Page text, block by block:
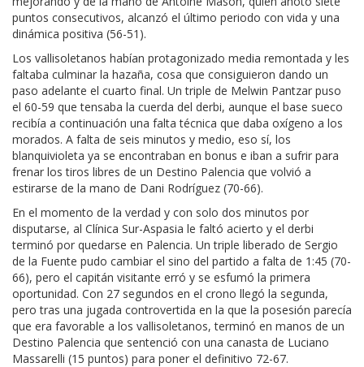
puntos consecutivos, alcanzó el último periodo con vida y una
dinámica positiva (56-51).
Los vallisoletanos habían protagonizado media remontada y les
faltaba culminar la hazaña, cosa que consiguieron dando un
paso adelante el cuarto final. Un triple de Melwin Pantzar puso
el 60-59 que tensaba la cuerda del derbi, aunque el base sueco
recibía a continuación una falta técnica que daba oxígeno a los
morados. A falta de seis minutos y medio, eso sí, los
blanquivioleta ya se encontraban en bonus e iban a sufrir para
frenar los tiros libres de un Destino Palencia que volvió a
estirarse de la mano de Dani Rodríguez (70-66).
En el momento de la verdad y con solo dos minutos por
disputarse, al Clínica Sur-Aspasia le faltó acierto y el derbi
terminó por quedarse en Palencia. Un triple liberado de Sergio
de la Fuente pudo cambiar el sino del partido a falta de 1:45 (70-
66), pero el capitán visitante erró y se esfumó la primera
oportunidad. Con 27 segundos en el crono llegó la segunda,
pero tras una jugada controvertida en la que la posesión parecía
que era favorable a los vallisoletanos, terminó en manos de un
Destino Palencia que sentenció con una canasta de Luciano
Massarelli (15 puntos) para poner el definitivo 72-67.